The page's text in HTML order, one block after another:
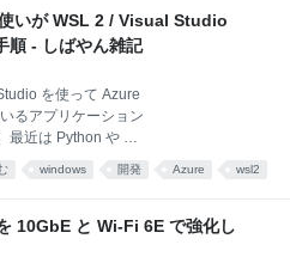
environments for
で Azure Pipelines
機能があるのはか
りが実装されるまで
り試し
いが WSL 2 / Visual Studio
順 - しばやん雑記
を使って Azure
るアプリケーション
最近は Python や Go
たので、色々と観念
ています。 特に
くなっています。他
Provider for
windows 開発 Azure wsl2
10GbE と Wi-Fi 6E で強化し